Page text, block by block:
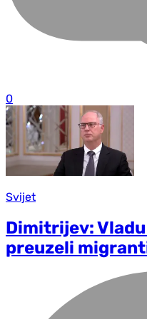
0
Svijet
Dimitrijev:
preuzeli